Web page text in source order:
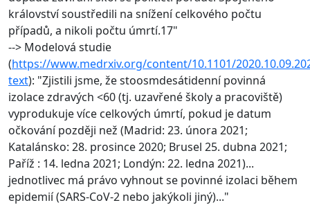
království soustředili na snížení celkového počtu
případů, a nikoli počtu úmrtí.17"
--> Modelová studie
(https://www.medrxiv.org/content/10.1101/
text): "Zjistili jsme, že stoosmdesátidenní povinná
izolace zdravých <60 (tj. uzavřené školy a pracoviště)
vyprodukuje více celkových úmrtí, pokud je datum
očkování později než (Madrid: 23. února 2021;
Katalánsko: 28. prosince 2020; Brusel 25. dubna 2021;
Paříž : 14. ledna 2021; Londýn: 22. ledna 2021)...
jednotlivec má právo vyhnout se povinné izolaci během
epidemií (SARS-CoV-2 nebo jakýkoli jiný)..."